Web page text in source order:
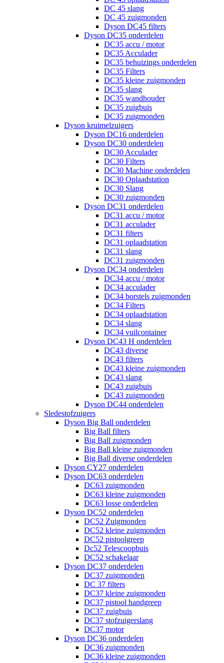
DC 45 slang
DC 45 zuigmonden
Dyson DC45 filters
Dyson DC35 onderdelen
DC35 accu / motor
DC35 Acculader
DC35 behuizings onderdelen
DC35 Filters
DC35 kleine zuigmonden
DC35 slang
DC35 wandhouder
DC35 zuigbuis
DC35 zuigmonden
Dyson kruimelzuigers
Dyson DC16 onderdelen
Dyson DC30 onderdelen
DC30 Acculader
DC30 Filters
DC30 Machine onderdelen
DC30 Oplaadstation
DC30 Slang
DC30 zuigmonden
Dyson DC31 onderdelen
DC31 accu / motor
DC31 acculader
DC31 filters
DC31 oplaadstation
DC31 slang
DC31 zuigmonden
Dyson DC34 onderdelen
DC34 accu / motor
DC34 acculader
DC34 borstels zuigmonden
DC34 Filters
DC34 oplaadstation
DC34 slang
DC34 vuilcontainer
Dyson DC43 H onderdelen
DC43 diverse
DC43 filters
DC43 kleine zuigmonden
DC43 slang
DC43 zuigbuis
DC43 zuigmonden
Dyson DC44 onderdelen
Sledestofzuigers
Dyson Big Ball onderdelen
Big Ball filters
Big Ball zuigmonden
Big Ball kleine zuigmonden
Big Ball diverse onderdelen
Dyson CY27 onderdelen
Dyson DC63 onderdelen
DC63 zuigmonden
DC63 kleine zuigmonden
DC63 losse onderdelen
Dyson DC52 onderdelen
DC52 Zuigmonden
DC52 kleine zuigmonden
DC52 pistoolgreep
Dc52 Telescoopbuis
DC52 schakelaar
Dyson DC37 onderdelen
DC37 zuigmonden
DC 37 filters
DC37 kleine zuigmonden
DC37 pistool handgreep
DC37 zuigbuis
DC37 stofzuigerslang
DC37 motor
Dyson DC36 onderdelen
DC36 zuigmonden
DC36 kleine zuigmonden